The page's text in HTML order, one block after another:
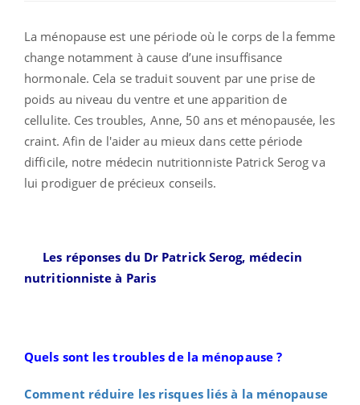
La ménopause est une période où le corps de la femme
change notamment à cause d’une insuffisance
hormonale. Cela se traduit souvent par une prise de
poids au niveau du ventre et une apparition de
cellulite. Ces troubles, Anne, 50 ans et ménopausée, les
craint. Afin de l'aider au mieux dans cette période
difficile, notre médecin nutritionniste Patrick Serog va
lui prodiguer de précieux conseils.
Les réponses du Dr Patrick Serog, médecin
nutritionniste à Paris
Quels sont les troubles de la ménopause ?
Comment réduire les risques liés à la ménopause